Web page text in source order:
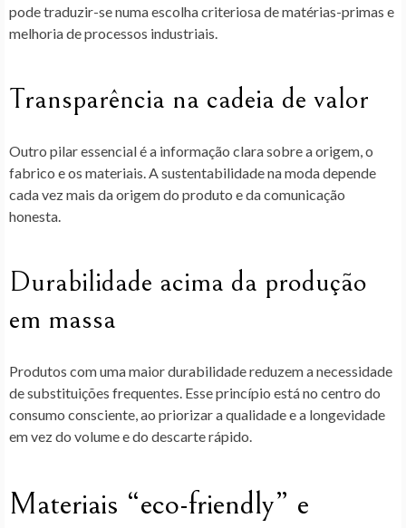
pode traduzir-se numaescolha criteriosa de matérias-primas e
melhoria de processos industriais.
Transparência na cadeia de valor
Outro pilar essencial é a informação clara sobre a origem, o
fabrico e os materiais. A sustentabilidade na moda depende
cada vez mais daorigem do produto e da comunicação
honesta.
Durabilidade acima da produção
em massa
Produtos com uma maior durabilidade reduzem a necessidade
de substituições frequentes. Esse princípio está no centro do
consumo consciente, ao priorizar a qualidade e a longevidade
em vez do volume e do descarte rápido.
Materiais “eco-friendly” e